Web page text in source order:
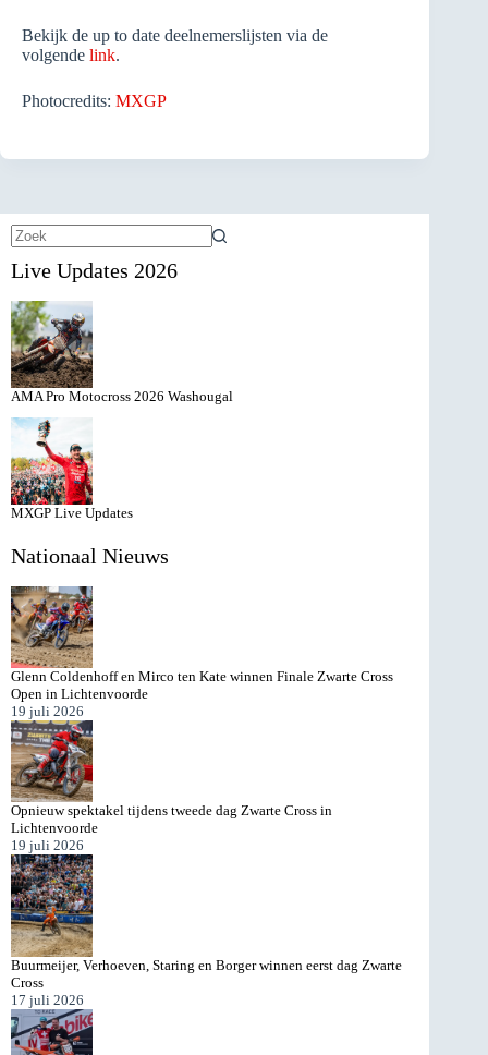
Bekijk de up to date deelnemerslijsten via de
volgende link.
Photocredits: MXGP
resultaten
Live Updates 2026
AMA Pro Motocross 2026 Washougal
MXGP Live Updates
Nationaal Nieuws
Glenn Coldenhoff en Mirco ten Kate winnen Finale Zwarte Cross
Open in Lichtenvoorde
19 juli 2026
Opnieuw spektakel tijdens tweede dag Zwarte Cross in
Lichtenvoorde
19 juli 2026
Buurmeijer, Verhoeven, Staring en Borger winnen eerst dag Zwarte
Cross
17 juli 2026